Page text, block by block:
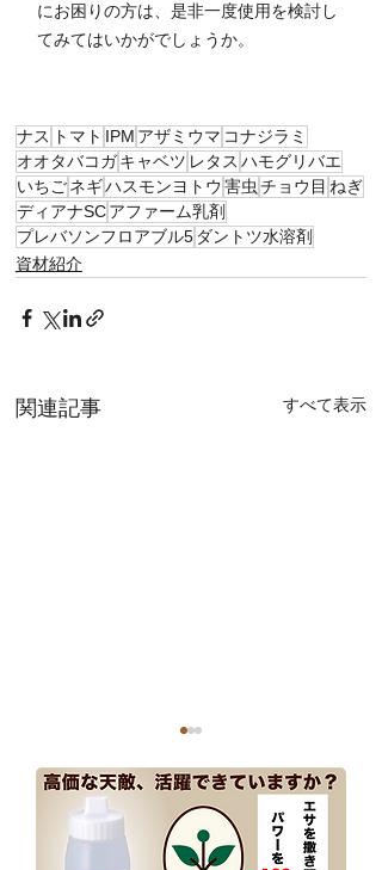
にお困りの方は、是非一度使用を検討し
てみてはいかがでしょうか。
ナス トマト IPM アザミウマ コナジラミ
オオタバコガキャベツ レタス ハモグリバエ
いちごネギハスモンヨトウ 害虫チョウ目 ねぎ
ディアナSCアファーム乳剤
プレバソンフロアブル5 ダントツ水溶剤
資材紹介
関連記事 すべて表示